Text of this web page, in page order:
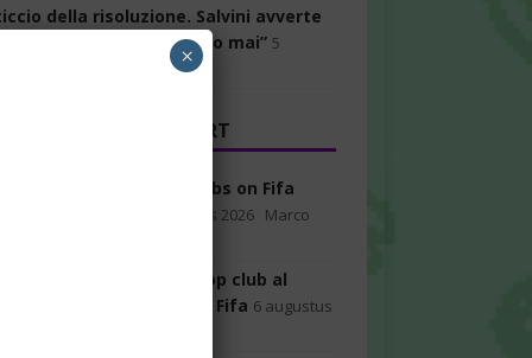
della risoluzione. Salvini avverte
non la voteremo mai” 5
GAZZETTA DELLO SPORT
Worked with Top Clubs on Fifa
6 augustus 2026 Marco
lavorava con i top club al
della Superlega della Fifa 6 augustus
×